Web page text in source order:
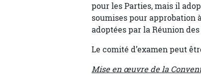
pour les Parties, mais il
soumises pour approbation
adoptées par la Réunion
Le comité d’examen peut
Mise en œuvre de la